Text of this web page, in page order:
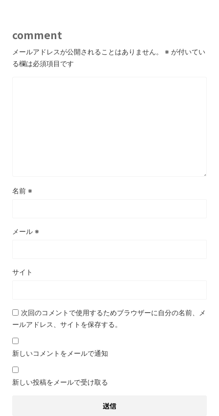
comment
メールアドレスが公開されることはありません。 ※ が付いてい
る欄は必須項目です
名前 ※
メール ※
サイト
次回のコメントで使用するためブラウザーに自分の名前、メ
ールアドレス、サイトを保存する。
新しいコメントをメールで通知
新しい投稿をメールで受け取る